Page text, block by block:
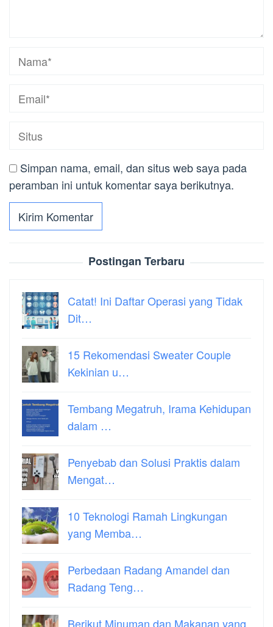
Simpan nama, email, dan situs web saya pada
peramban ini untuk komentar saya berikutnya.
Postingan Terbaru
Catat! Ini Daftar Operasi yang Tidak
Dit…
15 Rekomendasi Sweater Couple
Kekinian u…
Tembang Megatruh, Irama Kehidupan
dalam …
Penyebab dan Solusi Praktis dalam
Mengat…
10 Teknologi Ramah Lingkungan
yang Memba…
Perbedaan Radang Amandel dan
Radang Teng…
Berikut Minuman dan Makanan yang